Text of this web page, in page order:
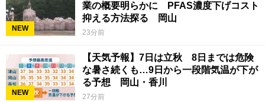
NEW
業の概要明らかに PFAS濃度下げコスト
抑える方法探る 岡山
23分前
NEW
【天気予報】7日は立秋 8日までは危険
な暑さ続くも…9日から一段階気温が下が
る予想 岡山・香川
27分前